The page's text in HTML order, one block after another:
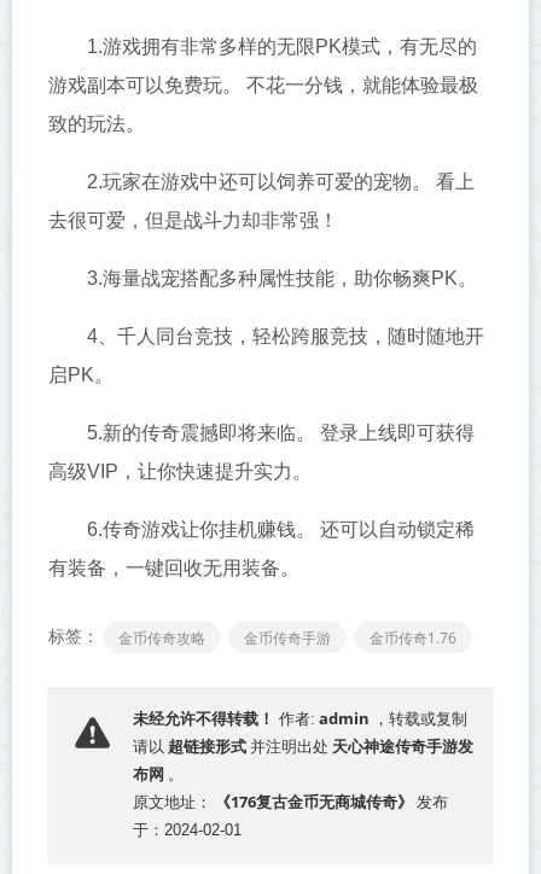
1.游戏拥有非常多样的无限PK模式，有无尽的
游戏副本可以免费玩。 不花一分钱，就能体验最极
致的玩法。
2.玩家在游戏中还可以饲养可爱的宠物。 看上
去很可爱，但是战斗力却非常强！
3.海量战宠搭配多种属性技能，助你畅爽PK。
4、千人同台竞技，轻松跨服竞技，随时随地开
启PK。
5.新的传奇震撼即将来临。 登录上线即可获得
高级VIP，让你快速提升实力。
6.传奇游戏让你挂机赚钱。 还可以自动锁定稀
有装备，一键回收无用装备。
标签： 金币传奇攻略 金币传奇手游 金币传奇1.76
未经允许不得转载！ 作者: admin ，转载或复制
请以 超链接形式 并注明出处 天心神途传奇手游发
布网 。
原文地址：
《176复古金币无商城传奇》
发布
于：2024-02-01